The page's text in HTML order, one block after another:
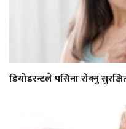
डियोडरन्टले पसिना रोक्नु